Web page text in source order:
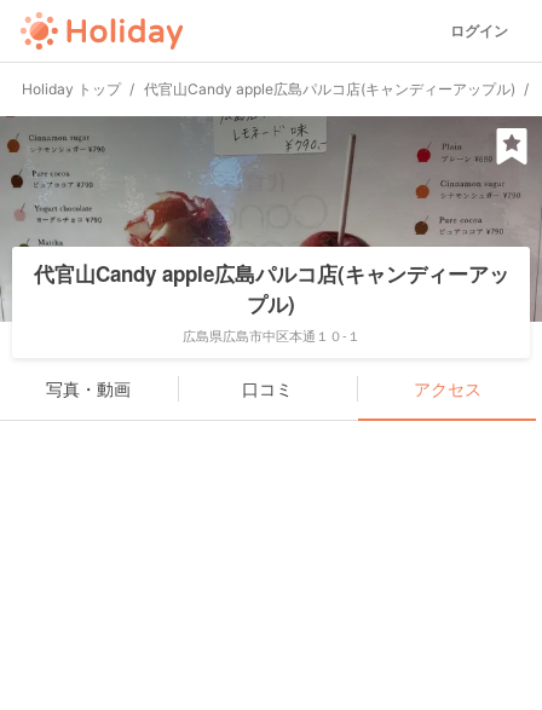
ログイン
Holiday トップ 代官山Candy apple広島パルコ店(キャンディーアップル)
代官山Candy apple広島パルコ店(キャンディーアッ
プル)
広島県広島市中区本通１０-１
写真・動画 口コミ アクセス